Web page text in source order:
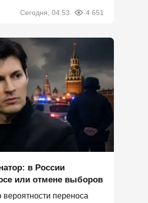
Сегодня, 04:53 4 651
в России
или отмене выборов
вероятности переноса